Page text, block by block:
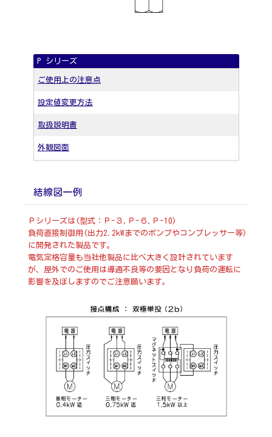
P シリーズ
ご使用上の注意点
設定値変更方法
取扱説明書
外観図面
結線図一例
Ｐシリーズは(型式：Ｐ-３,Ｐ-６,Ｐ-10)
負荷直接制御用(出力2.2kWまでのポンプやコンプレッサー等)
に開発された製品です。
電気定格容量も当社他製品に比べ大きく設計されています
が、屋外でのご使用は導通不良等の要因となり負荷の運転に
影響を及ぼしますのでご注意願います。